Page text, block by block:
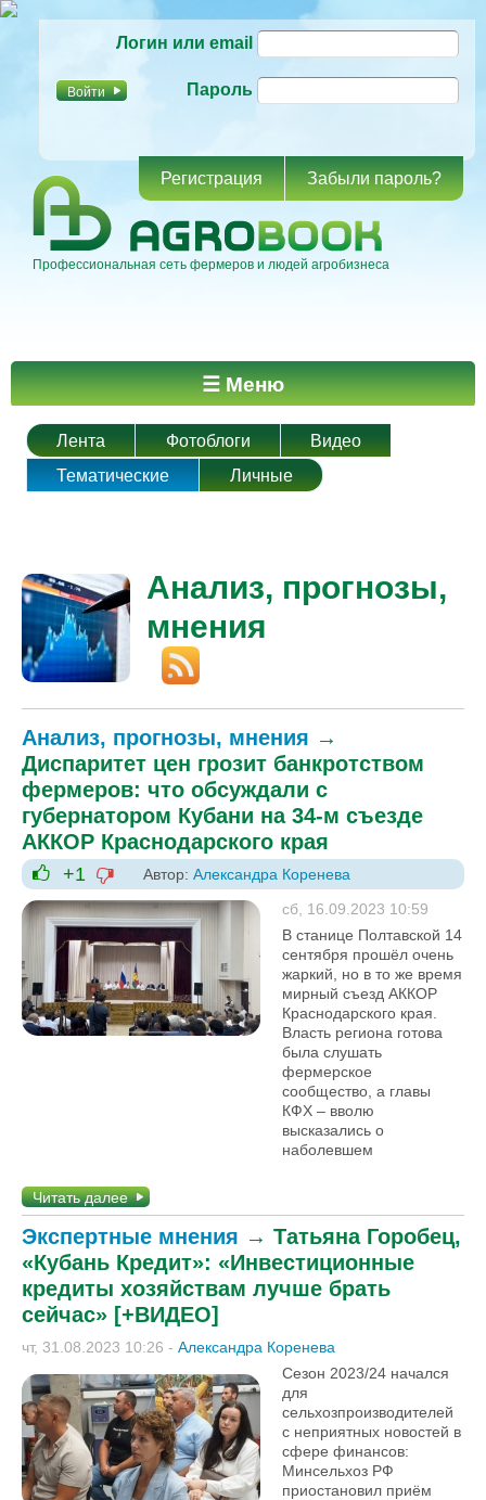
основному
Логин или email
Пароль
Регистрация Забыли пароль?
Профессиональная сеть фермеров и людей агробизнеса
Главное меню ☰ Меню
Лента Фотоблоги
Видео
Тематические
Личные
Анализ, прогнозы,
мнения
Анализ, прогнозы, мнения →
Диспаритет цен грозит банкротством
фермеров: что обсуждали с
губернатором Кубани на 34-м съезде
АККОР Краснодарского края
+1
+1
-1
Автор: Александра Коренева
сб, 16.09.2023 10:59
В станице Полтавской 14
сентября прошёл очень
жаркий, но в то же время
мирный съезд АККОР
Краснодарского края.
Власть региона готова
была слушать
фермерское
сообщество, а главы
КФХ – вволю
высказались о
наболевшем
Читать далее
Экспертные мнения → Татьяна Горобец,
«Кубань Кредит»: «Инвестиционные
кредиты хозяйствам лучше брать
сейчас» [+ВИДЕО]
чт, 31.08.2023 10:26 - Александра Коренева
Сезон 2023/24 начался
для
сельхозпроизводителей
с неприятных новостей в
сфере финансов:
Минсельхоз РФ
приостановил приём